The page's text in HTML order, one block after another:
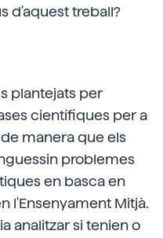
d'aquest treball?
plantejats per
científiques per a
manera que els
problemes
en basca en
l'Ensenyament Mitjà.
analitzar si tenien o